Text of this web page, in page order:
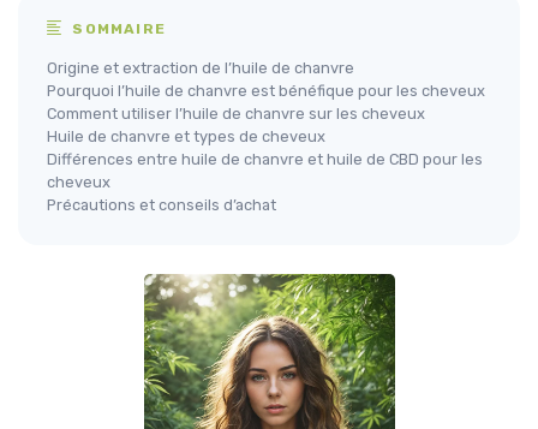
SOMMAIRE
Origine et extraction de l’huile de chanvre
Pourquoi l’huile de chanvre est bénéfique pour les cheveux
Comment utiliser l’huile de chanvre sur les cheveux
Huile de chanvre et types de cheveux
Différences entre huile de chanvre et huile de CBD pour les
cheveux
Précautions et conseils d’achat